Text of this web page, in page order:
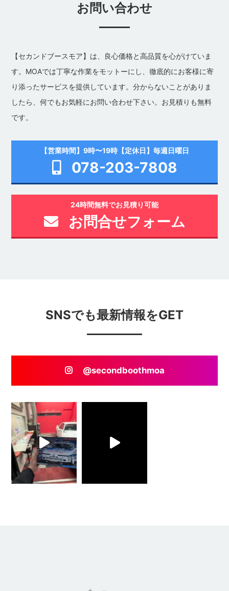
お問い合わせ
【セカンドブースモア】は、良心価格と高品質を心がけていま
す。MOAでは丁寧な作業をモットーにし、徹底的にお客様に寄
り添ったサービスを提供しています。分からないことがありま
したら、何でもお気軽にお問い合わせ下さい。お見積りも無料
です。
【営業時間】9時〜19時【定休日】毎週日曜日
078-203-7808
24時間無料でお見積り可能
お問合せフォーム
SNSでも最新情報をGET
@secondboothmoa